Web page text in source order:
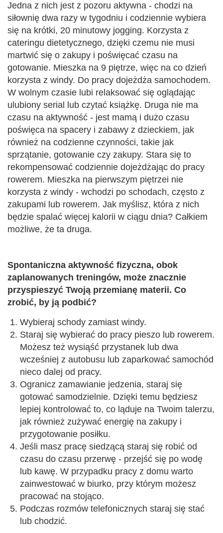
Jedna z nich jest z pozoru aktywna - chodzi na
siłownię dwa razy w tygodniu i codziennie wybiera
się na krótki, 20 minutowy jogging. Korzysta z
cateringu dietetycznego, dzięki czemu nie musi
martwić się o zakupy i poświęcać czasu na
gotowanie. Mieszka na 9 piętrze, więc na co dzień
korzysta z windy. Do pracy dojeżdża samochodem.
W wolnym czasie lubi relaksować się oglądając
ulubiony serial lub czytać książkę. Druga nie ma
czasu na aktywność - jest mamą i dużo czasu
poświęca na spacery i zabawy z dzieckiem, jak
również na codzienne czynności, takie jak
sprzątanie, gotowanie czy zakupy. Stara się to
rekompensować codziennie dojeżdżając do pracy
rowerem. Mieszka na pierwszym piętrzei nie
korzysta z windy - wchodzi po schodach, często z
zakupami lub rowerem. Jak myślisz, która z nich
będzie spalać więcej kalorii w ciągu dnia? Całkiem
możliwe, że ta druga.
Spontaniczna aktywność fizyczna, obok
zaplanowanych treningów, może znacznie
przyspieszyć Twoją przemianę materii. Co
zrobić, by ją podbić?
Wybieraj schody zamiast windy.
Staraj się wybierać do pracy pieszo lub rowerem.
Możesz też wysiąść przystanek lub dwa
wcześniej z autobusu lub zaparkować samochód
nieco dalej od pracy.
Ogranicz zamawianie jedzenia, staraj się
gotować samodzielnie. Dzięki temu będziesz
lepiej kontrolować to, co ląduje na Twoim talerzu,
jak również zużywać energię na zakupy i
przygotowanie posiłku.
Jeśli masz pracę siedzącą staraj się robić od
czasu do czasu przerwę - przejść się po wodę
lub kawę. W przypadku pracy z domu warto
zainwestować w biurko, przy którym możesz
pracować na stojąco.
Podczas rozmów telefonicznych staraj się stać
lub chodzić.